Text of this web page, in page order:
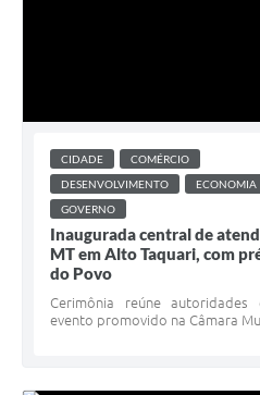
CIDADE
COMÉRCIO
DESENVOLVIMENTO
ECONOMIA
GOVERNO
Inaugurada central de
MT em Alto Taquari, com
do Povo
Cerimônia reúne
evento promovido na Câmara